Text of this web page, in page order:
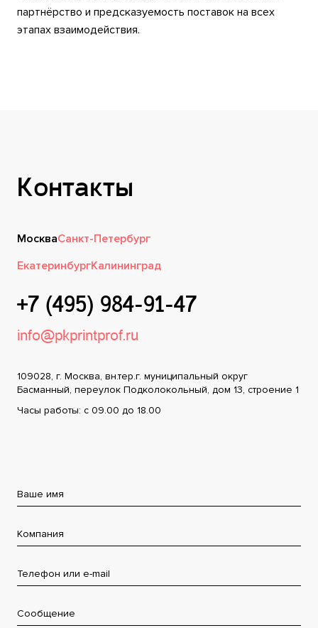
партнёрство и предсказуемость поставок на всех
этапах взаимодействия.
Контакты
МоскваСанкт-Петербург
ЕкатеринбургКалининград
+7 (495) 984-91-47
info@pkprintprof.ru
109028, г. Москва, вн.тер.г. муниципальный округ
Басманный, переулок Подколокольный, дом 13, строение 1
Часы работы: с 09.00 до 18.00